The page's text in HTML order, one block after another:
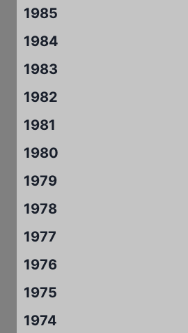
1985
1984
1983
1982
1981
1980
1979
1978
1977
1976
1975
1974